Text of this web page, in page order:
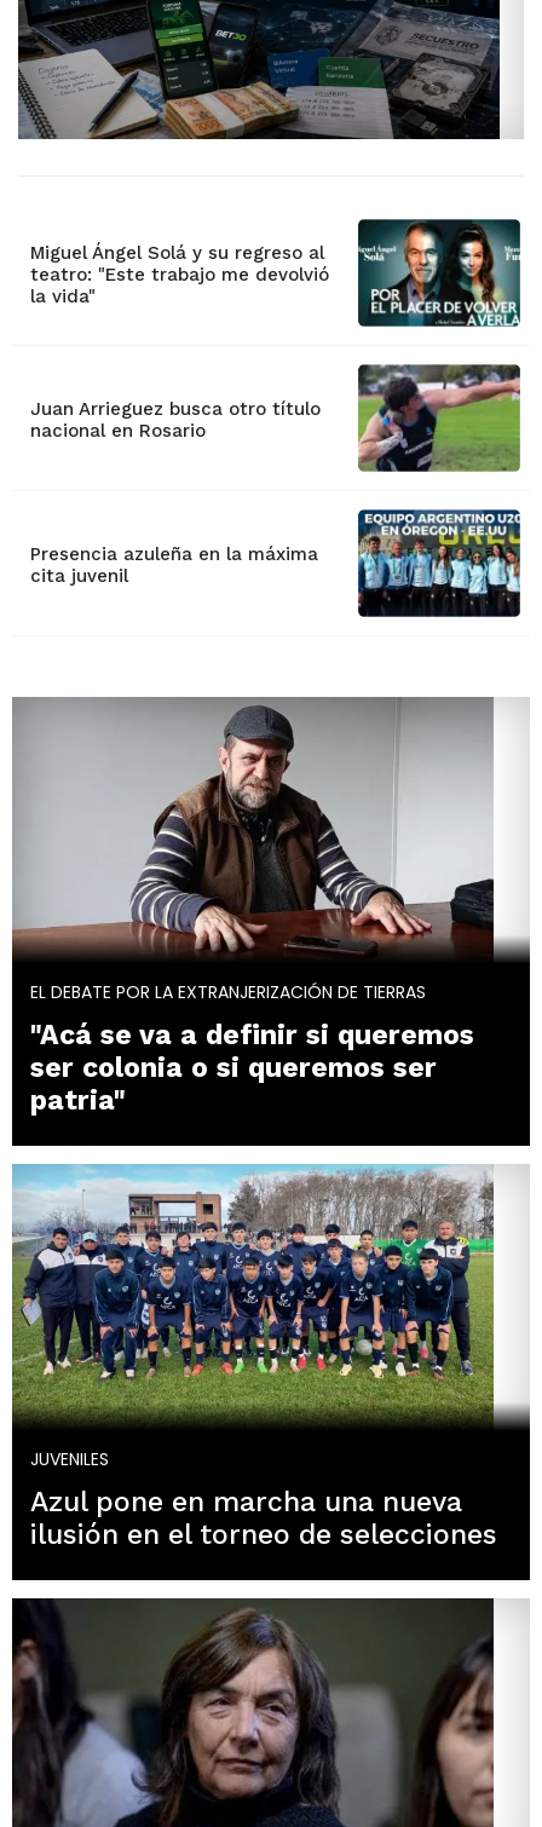
Miguel Ángel Solá y su regreso al
teatro: "Este trabajo me devolvió
la vida"
Juan Arrieguez busca otro título
nacional en Rosario
Presencia azuleña en la máxima
cita juvenil
EL DEBATE POR LA EXTRANJERIZACIÓN DE TIERRAS
"Acá se va a definir si queremos
ser colonia o si queremos ser
patria"
JUVENILES
Azul pone en marcha una nueva
ilusión en el torneo de selecciones